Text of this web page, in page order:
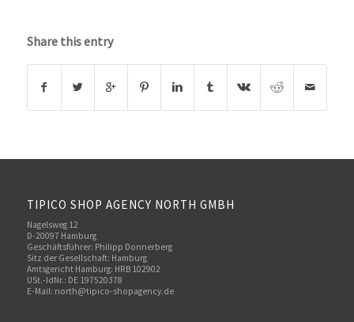
Share this entry
TIPICO SHOP AGENCY NORTH GMBH
Nagelsweg 12
D-20097 Hamburg
Geschäftsführer: Philipp Donnerberg
Sitz der Gesellschaft: Hamburg
Amtsgericht Hamburg: HRB 102902
USt.-IdNr.: DE 197520378
E-Mail: north@tipico-shopagency.de